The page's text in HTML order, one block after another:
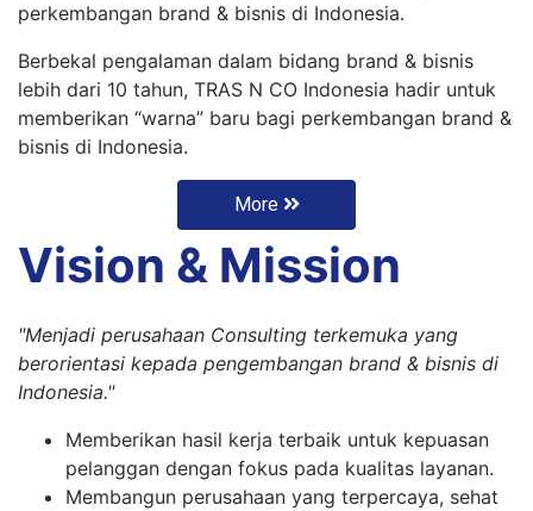
perkembangan brand & bisnis di Indonesia.
Berbekal pengalaman dalam bidang brand & bisnis
lebih dari 10 tahun, TRAS N CO Indonesia hadir untuk
memberikan “warna” baru bagi perkembangan brand &
bisnis di Indonesia.
More
Vision & Mission
"Menjadi perusahaan Consulting terkemuka yang
berorientasi kepada pengembangan brand & bisnis di
Indonesia."
Memberikan hasil kerja terbaik untuk kepuasan
pelanggan dengan fokus pada kualitas layanan.
Membangun perusahaan yang terpercaya, sehat